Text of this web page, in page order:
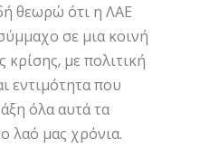
θεωρώ ότι η ΛΑΕ
σε μια κοινή
με πολιτική
εντιμότητα που
όλα αυτά τα
λαό μας χρόνια.